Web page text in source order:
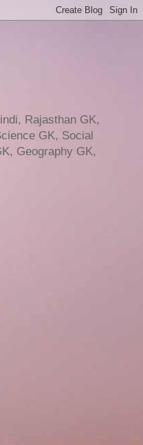
Rajasthan GK,
GK, Social
Geography GK,